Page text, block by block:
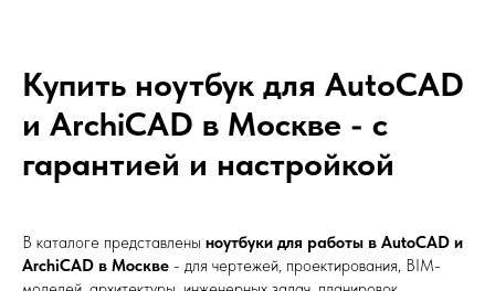
Купить ноутбук для AutoCAD
и ArchiCAD в Москве - с
гарантией и настройкой
В каталоге представлены ноутбуки для работы в AutoCAD и
ArchiCAD в Москве - для чертежей, проектирования, BIM-